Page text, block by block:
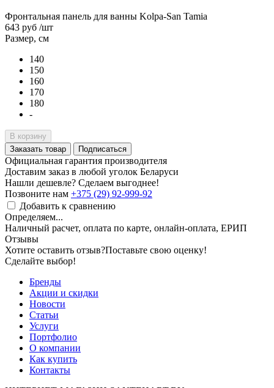
Фронтальная панель для ванны Kolpa-San Tamia
643 руб /шт
Размер, см
140
150
160
170
180
-
В корзину
Заказать товар
Подписаться
Официальная гарантия производителя
Доставим заказ в любой уголок Беларуси
Нашли дешевле? Сделаем выгоднее!
Позвоните нам +375 (29) 92-999-92
Добавить к сравнению
Определяем...
Наличный расчет, оплата по карте, онлайн-оплата, ЕРИП
Отзывы
Хотите оставить отзыв?Поставьте свою оценку!
Сделайте выбор!
Бренды
Акции и скидки
Новости
Статьи
Услуги
Портфолио
О компании
Как купить
Контакты